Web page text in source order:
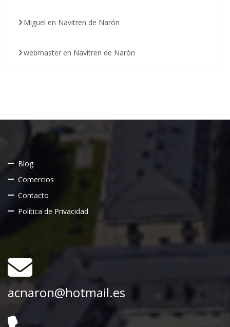
Miguel en Navitren de Narón
webmaster en Navitren de Narón
Blog
Comercios
Contacto
Política de Privacidad
acnaron@hotmail.es